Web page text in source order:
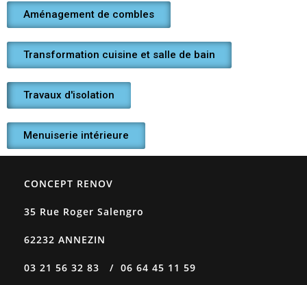
Aménagement de combles
Transformation cuisine et salle de bain
Travaux d'isolation
Menuiserie intérieure
CONCEPT RENOV
35 Rue Roger Salengro
62232 ANNEZIN
03 21 56 32 83 / 06 64 45 11 59